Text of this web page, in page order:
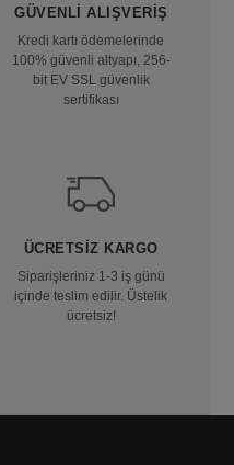
GÜVENLI ALIŞVERIŞ
Kredi kartı ödemelerinde
100% güvenli altyapı, 256-
bit EV SSL güvenlik
sertifikası
ÜCRETSIZ KARGO
Siparişleriniz 1-3 iş günü
içinde teslim edilir. Üstelik
ücretsiz!